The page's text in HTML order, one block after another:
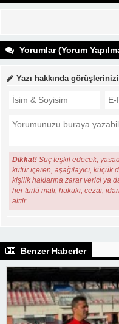
Yorumlar (Yorum
Yazı hakkında
Dikkat! Suç teşkil edecek,
küfür içeren, aşağılayıcı, küçük
kişilik haklarına zarar verici ya
her türlü mali, hukuki, cezai,
aittir.
Benzer Haberler